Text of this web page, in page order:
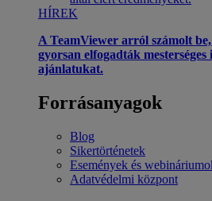
HÍREK
A TeamViewer arról számolt
gyorsan elfogadták
ajánlatukat.
Forrásanyagok
Blog
Sikertörténetek
Események és
Adatvédelmi központ